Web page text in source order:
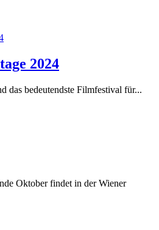
2024
das bedeutendste Filmfestival für...
Oktober findet in der Wiener